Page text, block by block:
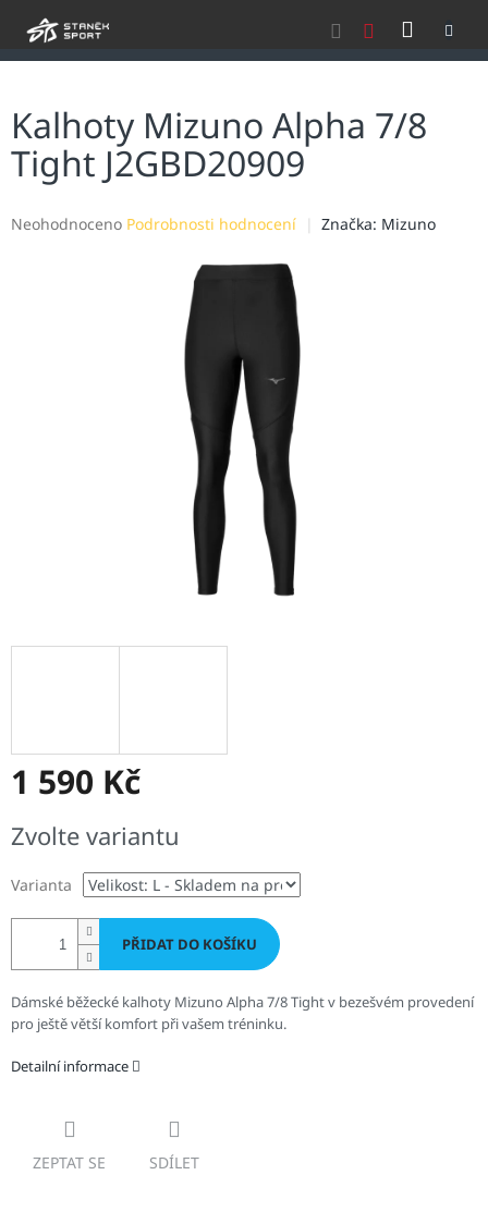
Kalhoty Mizuno Alpha 7/8
Tight J2GBD20909
Průměrné
Neohodnoceno Podrobnosti hodnocení Značka: Mizuno
1 590 Kč
cena:
Zvolte variantu
Varianta
PŘIDAT DO KOŠÍKU
Dámské běžecké kalhoty Mizuno Alpha 7/8 Tight v bezešvém provedení
pro ještě větší komfort při vašem tréninku.
Detailní informace
ZEPTAT SE SDÍLET